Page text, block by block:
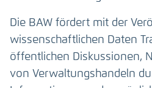
Die BAW fördert mit der
wissenschaftlichen Daten
öffentlichen Diskussionen,
von Verwaltungshandeln